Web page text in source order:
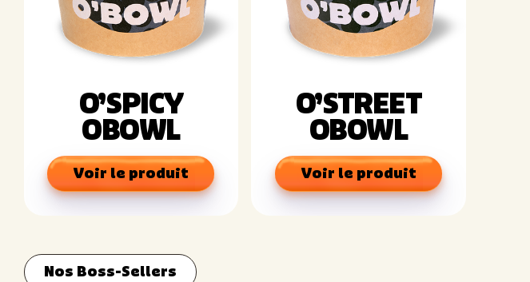
Oeufs
Céleri
Moutarde
Sulfites
O’SPICY
OBOWL
Voir le produit
O’STREET
OBOWL
Voir le produit
Nos Boss-Sellers